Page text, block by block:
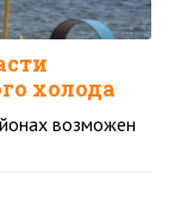
холода
возможен